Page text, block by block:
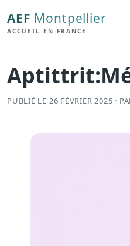
AEF Montpellier
ACCUEIL EN FRANCE
PUBLIÉ LE 26 FÉVRIER 2025 ·